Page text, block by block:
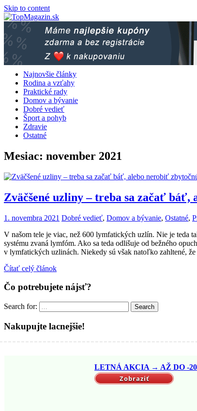
Skip to content
Najnovšie články
Rodina a vzťahy
Praktické rady
Domov a bývanie
Dobré vedieť
Šport a pohyb
Zdravie
Ostatné
Mesiac: november 2021
Zväčšené uzliny – treba sa začať
1. novembra 2021 Dobré vedieť, Domov a bývanie, Ostatné,
V našom tele je viac, než 600 lymfatických uzlín. Nie je teda
systému zvaná lymfóm. Ako sa teda odlišuje od bežného
v lymfatických uzlinách. Niekedy sú však natoľko zahltené, že
Čítať celý článok
Čo potrebujete nájsť?
Search for: Search
Nakupujte lacnejšie!
LETNÁ AKCIA → AŽ DO -
Zobraziť